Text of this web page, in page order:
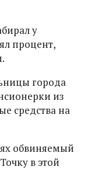
у
процент,
города
из
средства на
обвиняемый
в этой